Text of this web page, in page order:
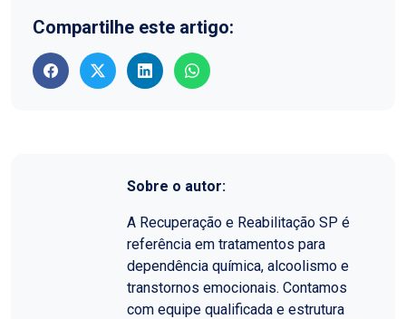
Compartilhe este artigo:
Sobre o autor:
A Recuperação e Reabilitação SP é
referência em tratamentos para
dependência química, alcoolismo e
transtornos emocionais. Contamos
com equipe qualificada e estrutura